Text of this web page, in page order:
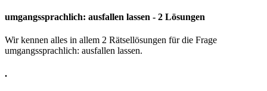
umgangssprachlich: ausfallen lassen - 2 Lösungen
Wir kennen alles in allem 2 Rätsellösungen für die Frage
umgangssprachlich: ausfallen lassen.
.